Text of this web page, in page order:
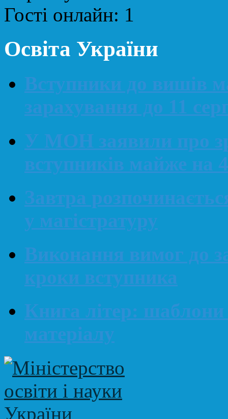
Гості онлайн: 1
Освіта України
Вступники до вишів
зарахування до 11
У МОН заявили про
вступників майже на
Завтра
у магістратуру
Виконання вимог до
кроки вступника
Книга літер: шаблони
матеріалу